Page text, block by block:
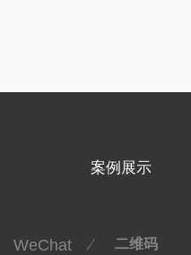
案例展示
WeChat 二维码